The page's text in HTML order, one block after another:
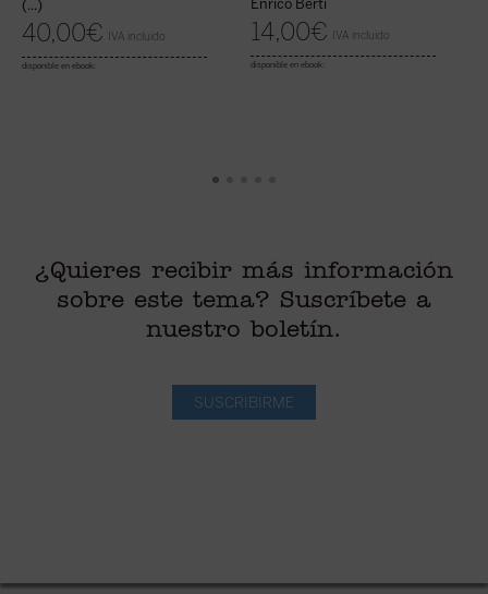
(...)
40,00€ IVA incluido
disponible en ebook:
Enrico Berti
14,00€ IVA incluido
disponible en ebook:
¿Quieres recibir más información
sobre este tema? Suscríbete a
nuestro boletín.
SUSCRIBIRME